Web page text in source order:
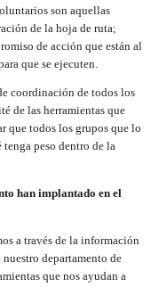
son aquellas
de la hoja de ruta;
de acción que están al
que se ejecuten.
coordinación de todos los
de las herramientas que
que todos los grupos que lo
peso dentro de la
han implantado en el
a través de la información
departamento de
que nos ayudan a